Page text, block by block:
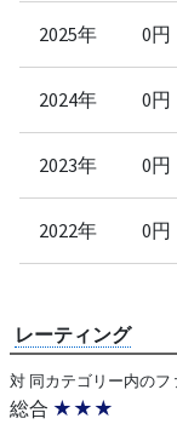
2025年 0円
2024年 0円
2023年 0円
2022年 0円
レーティング
対 同カテゴリー内のフ
総合 ★★★